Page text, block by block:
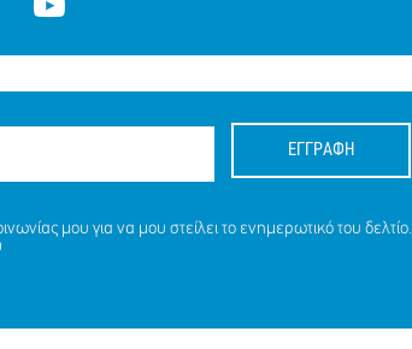
KID ALERT ΓΙΑ ΤΙΣ
ΑΡΤΕΜΙΣ, 9 ΕΤΩΝ
ΕΓΓΡΑΦΗ
μου για να μου στείλει το ενημερωτικό του δελτίο.